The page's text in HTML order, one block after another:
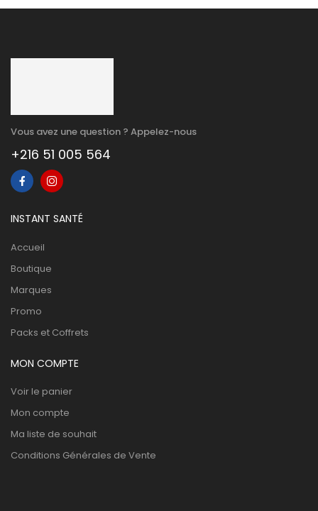
Vous avez une question ? Appelez-nous
+216 51 005 564
INSTANT SANTÉ
Accueil
Boutique
Marques
Promo
Packs et Coffrets
MON COMPTE
Voir le panier
Mon compte
Ma liste de souhait
Conditions Générales de Vente